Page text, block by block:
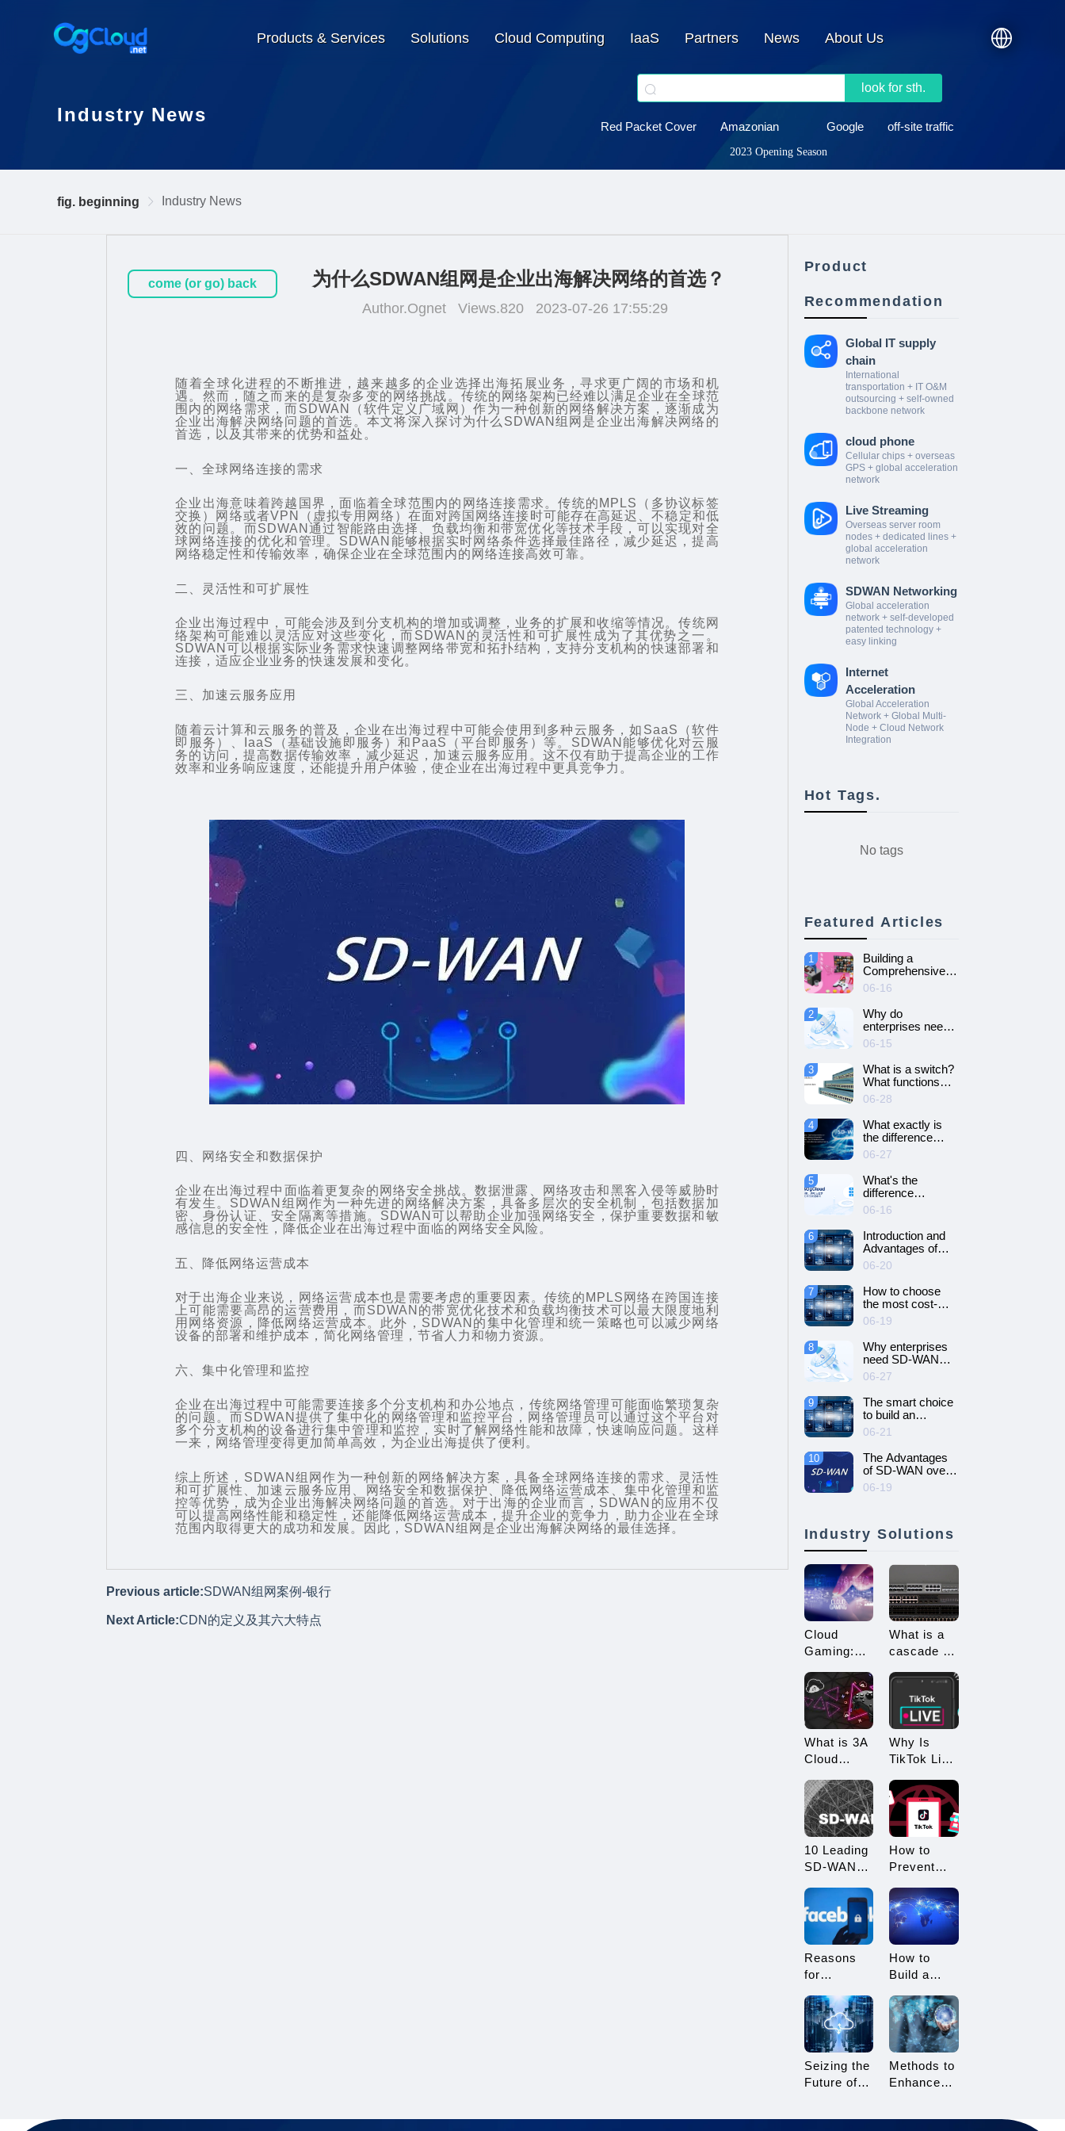
Products & Services Solutions Cloud Computing IaaS Partners News About Us
Industry News
look for sth.
Red Packet Cover Amazonian Google off-site traffic
2023 Opening Season
fig. beginning Industry News
come (or go) back 为什么SDWAN组网是企业出海解决网络的首选？
Author.Ognet Views.820 2023-07-26 17:55:29
随着全球化进程的不断推进，越来越多的企业选择出海拓展业务，寻求更广阔的市场和机
遇。然而，随之而来的是复杂多变的网络挑战。传统的网络架构已经难以满足企业在全球范
围内的网络需求，而SDWAN（软件定义广域网）作为一种创新的网络解决方案，逐渐成为
企业出海解决网络问题的首选。本文将深入探讨为什么 SDWAN组网 是企业出海解决网络的
首选，以及其带来的优势和益处。
一、全球网络连接的需求
企业出海意味着跨越国界，面临着全球范围内的网络连接需求。传统的MPLS（多协议标签
交换）网络或者VPN（虚拟专用网络）在面对跨国网络连接时可能存在高延迟、不稳定和低
效的问题。而SDWAN通过智能路由选择、负载均衡和带宽优化等技术手段，可以实现对全
球网络连接的优化和管理。SDWAN能够根据实时网络条件选择最佳路径，减少延迟，提高
网络稳定性和传输效率，确保企业在全球范围内的网络连接高效可靠。
二、灵活性和可扩展性
企业出海过程中，可能会涉及到分支机构的增加或调整，业务的扩展和收缩等情况。传统网
络架构可能难以灵活应对这些变化，而SDWAN的灵活性和可扩展性成为了其优势之一。
SDWAN可以根据实际业务需求快速调整网络带宽和拓扑结构，支持分支机构的快速部署和
连接，适应企业业务的快速发展和变化。
三、加速云服务应用
随着云计算和云服务的普及，企业在出海过程中可能会使用到多种云服务，如SaaS（软件
即服务）、IaaS（基础设施即服务）和PaaS（平台即服务）等。SDWAN能够优化对云服
务的访问，提高数据传输效率，减少延迟，加速云服务应用。这不仅有助于提高企业的工作
效率和业务响应速度，还能提升用户体验，使企业在出海过程中更具竞争力。
四、网络安全和数据保护
企业在出海过程中面临着更复杂的网络安全挑战。数据泄露、网络攻击和黑客入侵等威胁时
有发生。 SDWAN组网作为一种先进的网络解决方案，具备多层次的安全机制，包括数据加
密、身份认证、安全隔离等措施。SDWAN可以帮助企业加强网络安全，保护重要数据和敏
感信息的安全性，降低企业在出海过程中面临的网络安全风险。
五、降低网络运营成本
对于出海企业来说，网络运营成本也是需要考虑的重要因素。传统的MPLS网络在跨国连接
上可能需要高昂的运营费用，而SDWAN的带宽优化技术和负载均衡技术可以最大限度地利
用网络资源，降低网络运营成本。此外，SDWAN的集中化管理和统一策略也可以减少网络
设备的部署和维护成本，简化网络管理，节省人力和物力资源。
六、集中化管理和监控
企业在出海过程中可能需要连接多个分支机构和办公地点，传统网络管理可能面临繁琐复杂
的问题。而SDWAN提供了集中化的网络管理和监控平台，网络管理员可以通过这个平台对
多个分支机构的设备进行集中管理和监控，实时了解网络性能和故障，快速响应问题。这样
一来，网络管理变得更加简单高效，为企业出海提供了便利。
综上所述， SDWAN组网作为一种创新的网络解决方案，具备全球网络连接的需求、灵活性
和可扩展性、加速云服务应用、网络安全和数据保护、降低网络运营成本、集中化管理和监
控等优势，成为企业出海解决网络问题的首选。对于出海的企业而言，SDWAN的应用不仅
可以提高网络性能和稳定性，还能降低网络运营成本，提升企业的竞争力，助力企业在全球
范围内取得更大的成功和发展。因此，SDWAN组网是企业出海解决网络的最佳选择。
Previous article:SDWAN组网案例-银行
Next Article:CDN的定义及其六大特点
Product
Recommendation
Global IT supply
chain
International
transportation + IT O&M
outsourcing + self-owned
backbone network
cloud phone
Cellular chips + overseas
GPS + global acceleration
network
Live Streaming
Overseas server room
nodes + dedicated lines +
global acceleration
network
SDWAN Networking
Global acceleration
network + self-developed
patented technology +
easy linking
Internet
Acceleration
Global Acceleration
Network + Global Multi-
Node + Cloud Network
Integration
Hot Tags.
No tags
Featured Articles
1
Building a
Comprehensive
Guide to Cloud
Gaming Platform
06-16
2
Why do
enterprises need
SD-WAN
networking and
How to choose
SD-WAN
networking?
06-15
3
What is a switch?
What functions
does it have?
06-28
4
What exactly is
the difference
between SD-WAN
and VPN?
06-27
5
What's the
difference
between cloud
servers and
dedicated
servers?
06-16
6
Introduction and
Advantages of
Cloud Server
06-20
7
How to choose
the most cost-
effective cloud
server and
dedicated server?
06-19
8
Why enterprises
need SD-WAN
networking？
06-27
9
The smart choice
to build an
intelligent and
efficient enterprise
network - SD-
WAN networking
06-21
10
The Advantages
of SD-WAN over
MPLS
06-19
Industry Solutions
Cloud
Gaming:
a New Era
of 3A
Game
What is a
cascade of
How many
types of
connections
for
cascading?
What is 3A
Cloud
What
Advantages
Does it
Why Is
TikTok Live
Restricted?
How to
Avoid
Restricted?
10 Leading
SD-WAN
Consider in
2025
How to
Prevent
Multi-
Account
Linking?
Tips for
TikTok
Sellers
Reasons
for
Account
Suspension
and How to
How to
Build a
Architecture
for Multi-
Branch
Seizing the
Future of
Methods to
Enhance